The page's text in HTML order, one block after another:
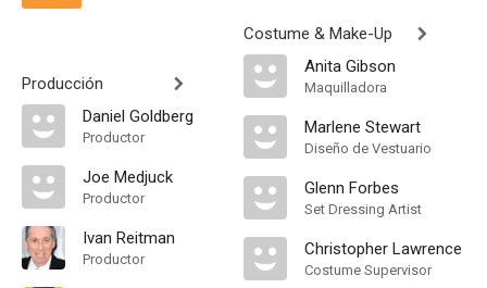
Producción
Daniel Goldberg
Productor
Joe Medjuck
Productor
Ivan Reitman
Productor
Costume & Make-Up
Anita Gibson
Maquilladora
Marlene Stewart
Diseño de Vestuario
Glenn Forbes
Set Dressing Artist
Christopher Lawrence
Costume Supervisor